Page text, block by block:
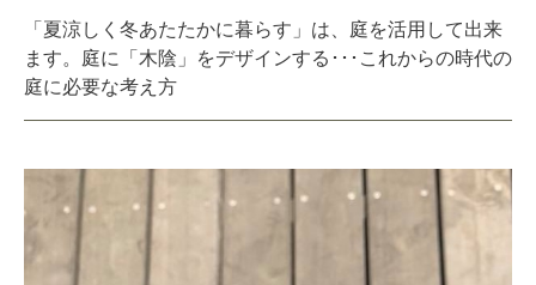
「夏涼しく冬あたたかに暮らす」は、庭を活用して出来
ます。庭に「木陰」をデザインする･･･これからの時代の
庭に必要な考え方